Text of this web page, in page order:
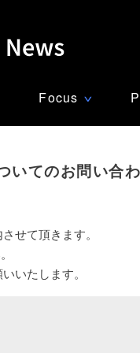
Focus ∨
いてのお問い合
せて頂きます。
いたします。